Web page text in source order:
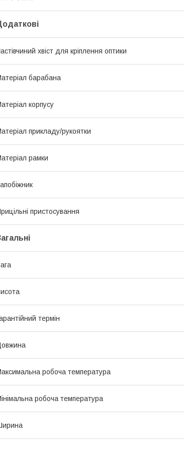
хвіст для кріплення оптики
барабана
корпусу
прикладу/рукоятки
рамки
пристосування
термін
робоча температура
робоча температура